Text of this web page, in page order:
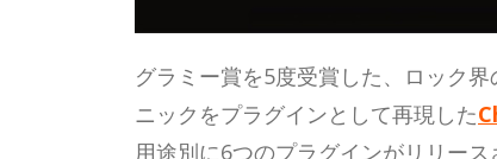
グラミー賞を5度受賞した、ロック
ニックをプラグインとして再現した
用途別に6つのプラグインがリリース